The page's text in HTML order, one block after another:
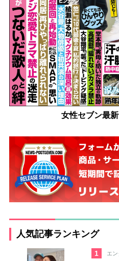
女性セブン最
人気記事ランキング
1 エン